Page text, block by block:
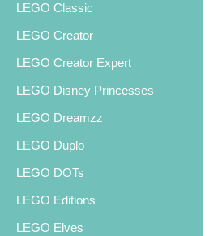
LEGO Classic
LEGO Creator
LEGO Creator Expert
LEGO Disney Princesses
LEGO Dreamzz
LEGO Duplo
LEGO DOTs
LEGO Editions
LEGO Elves